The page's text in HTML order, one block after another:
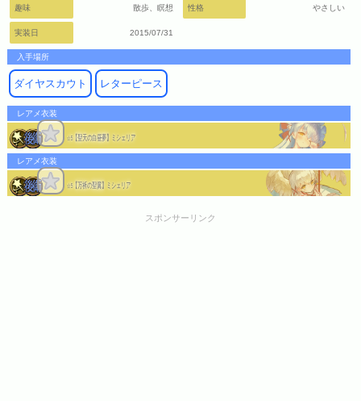
趣味 散歩、瞑想 性格 やさしい
実装日 2015/07/31
入手場所
ダイヤスカウト レターピース
レアメ衣装
☆5 【聖天の白昼夢】ミシェリア
レアメ衣装
☆5 【万祈の聖翼】ミシェリア
スポンサーリンク